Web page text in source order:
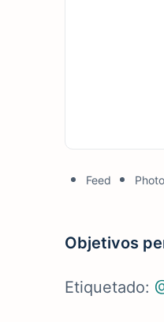
Feed
Objetivos
Etiquetado: